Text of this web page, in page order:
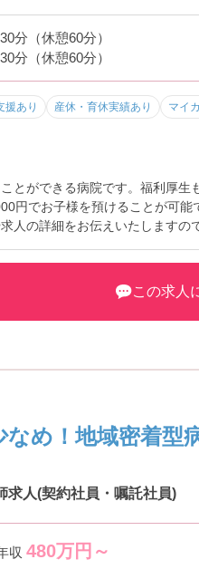
分（休憩60分）
分（休憩60分）
援あり 産休・育休実績あり マイ
とができる病院です。福利厚生
円でお子様を預けることが可能
人の詳細をお伝えいたしますの
この求人
なめ！地域密着
人(契約社員・嘱託社員)
収 480万円～